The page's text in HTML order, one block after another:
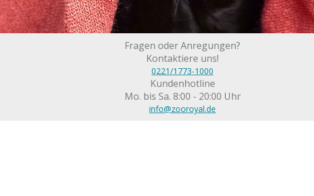
Fragen oder Anregungen?
Kontaktiere uns!
0221/1773-1000
Kundenhotline
Mo. bis Sa. 8:00 - 20:00 Uhr
info@zooroyal.de